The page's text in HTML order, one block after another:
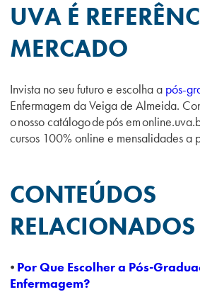
UVA É
MERCADO
Invista no seu futuro e escolha a pós-
Enfermagem da Veiga de Almeida.
o nosso catálogo de pós em
cursos 100% online e mensalidades a
CONTEÚDOS
RELACIONADOS
⦁ Por Que Escolher a Pós-
Enfermagem?